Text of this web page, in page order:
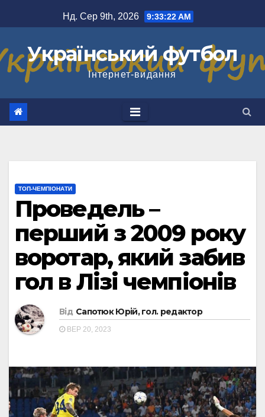
до
Нд. Сер 9th, 2026 9:33:23 AM
Український футбол
Інтернет-видання
ТОП-ЧЕМПІОНАТИ
Проведель –
перший з 2009 року
воротар, який забив
гол в Лізі чемпіонів
Від Сапотюк Юрій, гол. редактор
ВЕР 20, 2023